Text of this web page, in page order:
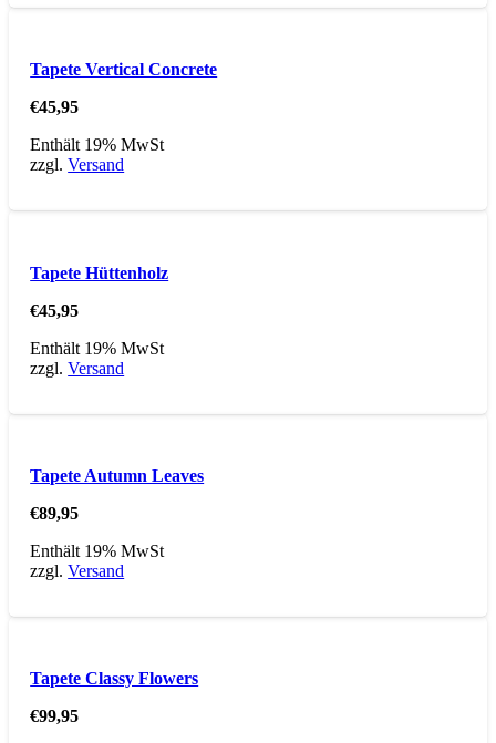
Tapete Vertical Concrete
€45,95
Enthält 19% MwSt
zzgl.Versand
Tapete Hüttenholz
€45,95
Enthält 19% MwSt
zzgl.Versand
Tapete Autumn Leaves
€89,95
Enthält 19% MwSt
zzgl.Versand
Tapete Classy Flowers
€99,95